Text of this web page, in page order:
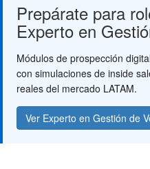
Prepárate para
Experto en
Módulos de prospección
con simulaciones de inside
reales del mercado LATAM.
Ver Experto en Gestión de